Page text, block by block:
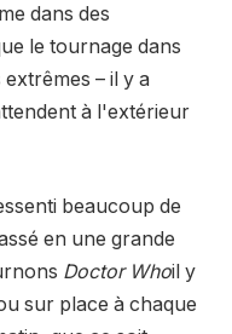
dans des
le tournage dans
– il y a
à l'extérieur
beaucoup de
en une grande
Doctor Whoil y
sur place à chaque